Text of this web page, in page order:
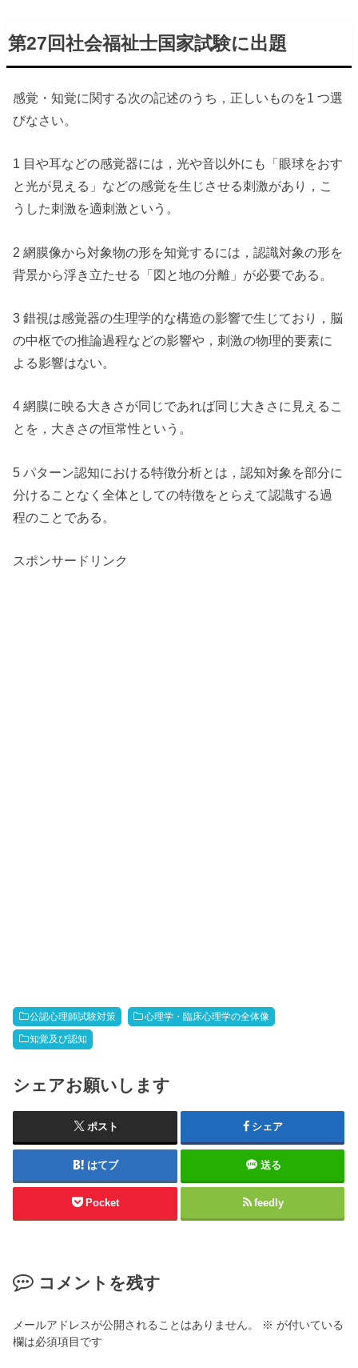
第27回社会福祉士国家試験に出題
感覚・知覚に関する次の記述のうち，正しいものを1 つ選
びなさい。
1 目や耳などの感覚器には，光や音以外にも「眼球をおす
と光が見える」などの感覚を生じさせる刺激があり，こ
うした刺激を適刺激という。
2 網膜像から対象物の形を知覚するには，認識対象の形を
背景から浮き立たせる「図と地の分離」が必要である。
3 錯視は感覚器の生理学的な構造の影響で生じており，脳
の中枢での推論過程などの影響や，刺激の物理的要素に
よる影響はない。
4 網膜に映る大きさが同じであれば同じ大きさに見えるこ
とを，大きさの恒常性という。
5 パターン認知における特徴分析とは，認知対象を部分に
分けることなく全体としての特徴をとらえて認識する過
程のことである。
スポンサードリンク
公認心理師試験対策 心理学・臨床心理学の全体像
知覚及び認知
シェアお願いします
ポスト シェア
はてブ 送る
Pocket feedly
コメントを残す
メールアドレスが公開されることはありません。 ※ が付いている
欄は必須項目です